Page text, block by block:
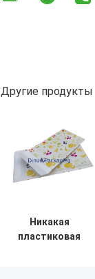
Другие продукты
Никакая
пластиковая